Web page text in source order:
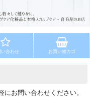
い合わせ お買い物カゴ
お問い合わせください。